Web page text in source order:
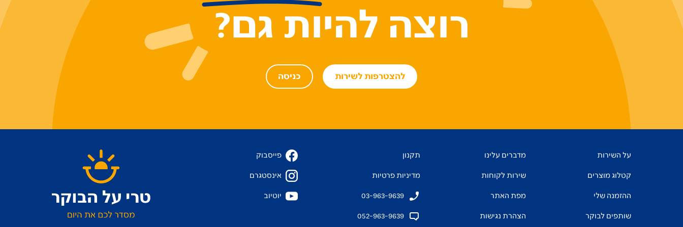
רוצה להיות גם?
להצטרפות לשירות כניסה
על השירות
קטלוג מוצרים
ההזמנה שלי
שותפים לבוקר
מדברים עלינו
שירות לקוחות
מפת האתר
הצהרת נגישות
תקנון
מדיניות פרטיות
03-963-9639
052-963-9639
פייסבוק
אינסטגרם
יוטיוב